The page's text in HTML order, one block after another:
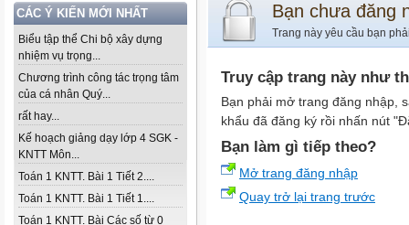
CÁC Ý KIẾN MỚI NHẤT
Biểu tập thể Chi bộ xây dựng
nhiệm vụ trọng...
Chương trình công tác trọng tâm
của cá nhân Quý...
rất hay...
Kế hoạch giảng dạy lớp 4 SGK -
KNTT Môn...
Toán 1 KNTT. Bài 1 Tiết 2....
Toán 1 KNTT. Bài 1 Tiết 1....
Toán 1 KNTT. Bài Các số từ 0
Bạn chưa đăng
Trang này yêu cầu bạn
Truy cập trang này như
Bạn phải mở trang đăng nhập,
khẩu đã đăng ký rồi nhấn nút
Bạn làm gì tiếp theo?
Mở trang đăng nhập
Quay trở lại trang trước